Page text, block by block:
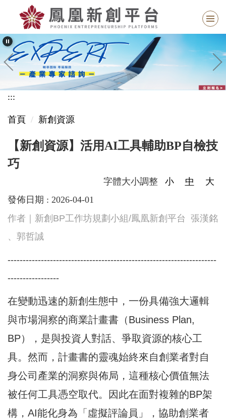
主
要
內
區
:::
首頁 新創資源
【新創資源】活用AI工具輔助BP自檢技
巧
字體大小調整 小 中
大
發佈日期 : 2026-04-01
作者｜新創BP工作坊規劃小組/鳳凰新創平台 張漢銘
、郭哲誠
---------------------------------------------------------------------
-----------------
在變動迅速的新創生態中，一份具備強大邏輯
與市場洞察的商業計畫書（Business Plan,
BP），是與投資人對話、爭取資源的核心工
具。然而，計畫書的靈魂始終來自創業者對自
身公司產業的洞察與佈局，這種核心價值無法
被任何工具憑空取代。因此在面對複雜的BP架
構，AI能化身為「虛擬評論員」，協助創業者